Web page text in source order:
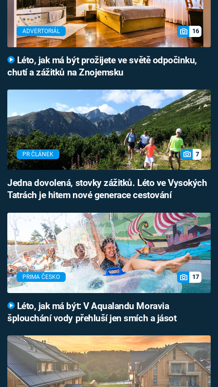
ADVERTORIÁL 16
Léto, jak má být prožijete ve světě odpočinku,
chutí a zážitků na Znojemsku
PR ČLÁNEK 7
Jedna dovolená, stovky zážitků. Léto ve Vysokých
Tatrách je hitem nové generace cestování
PRIMA ČESKO 17
Léto, jak má být: V Aqualandu Moravia
šplouchání vody přehluší jen smích a jásot